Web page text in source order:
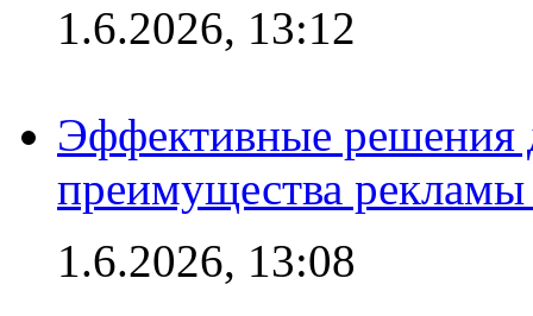
1.6.2026, 13:12
Эффективные решения
преимущества рекламы
1.6.2026, 13:08